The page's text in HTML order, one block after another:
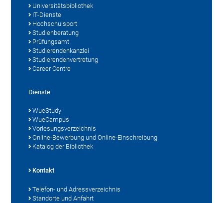
Universitätsbibliothek
IT-Dienste
Hochschulsport
Studienberatung
Prüfungsamt
Studierendenkanzlei
Studierendenvertretung
Career Centre
Dienste
WueStudy
WueCampus
Vorlesungsverzeichnis
Online-Bewerbung und Online-Einschreibung
Katalog der Bibliothek
Kontakt
Telefon- und Adressverzeichnis
Standorte und Anfahrt